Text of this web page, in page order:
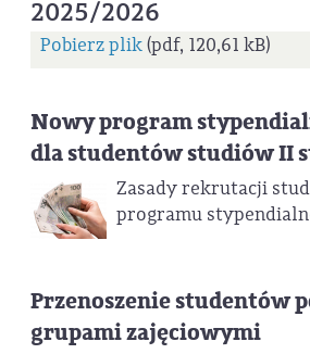
2025/2026
Pobierz plik(pdf, 120,61 kB)
Nowy program
dla studentów studiów II
Zasady rekrutacji
programu
Przenoszenie studentów
grupami zajęciowymi